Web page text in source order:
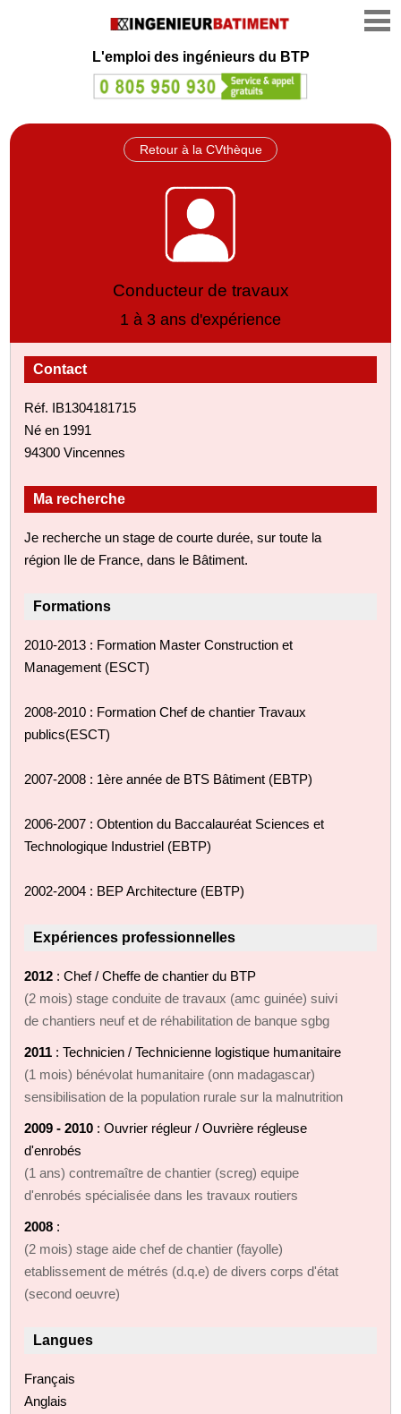
L'emploi des ingénieurs du BTP
Retour à la CVthèque
Conducteur de travaux
1 à 3 ans d'expérience
Contact
Réf. IB1304181715
Né en 1991
94300 Vincennes
Ma recherche
Je recherche un stage de courte durée, sur toute la
région Ile de France, dans le Bâtiment.
Formations
2010-2013 : Formation Master Construction et
Management (ESCT)
2008-2010 : Formation Chef de chantier Travaux
publics(ESCT)
2007-2008 : 1ère année de BTS Bâtiment (EBTP)
2006-2007 : Obtention du Baccalauréat Sciences et
Technologique Industriel (EBTP)
2002-2004 : BEP Architecture (EBTP)
Expériences professionnelles
2012 : Chef / Cheffe de chantier du BTP
(2 mois) stage conduite de travaux (amc guinée) suivi
de chantiers neuf et de réhabilitation de banque sgbg
2011 : Technicien / Technicienne logistique humanitaire
(1 mois) bénévolat humanitaire (onn madagascar)
sensibilisation de la population rurale sur la malnutrition
2009 - 2010 : Ouvrier régleur / Ouvrière régleuse
d'enrobés
(1 ans) contremaître de chantier (screg) equipe
d'enrobés spécialisée dans les travaux routiers
2008 :
(2 mois) stage aide chef de chantier (fayolle)
etablissement de métrés (d.q.e) de divers corps d'état
(second oeuvre)
Langues
Français
Anglais